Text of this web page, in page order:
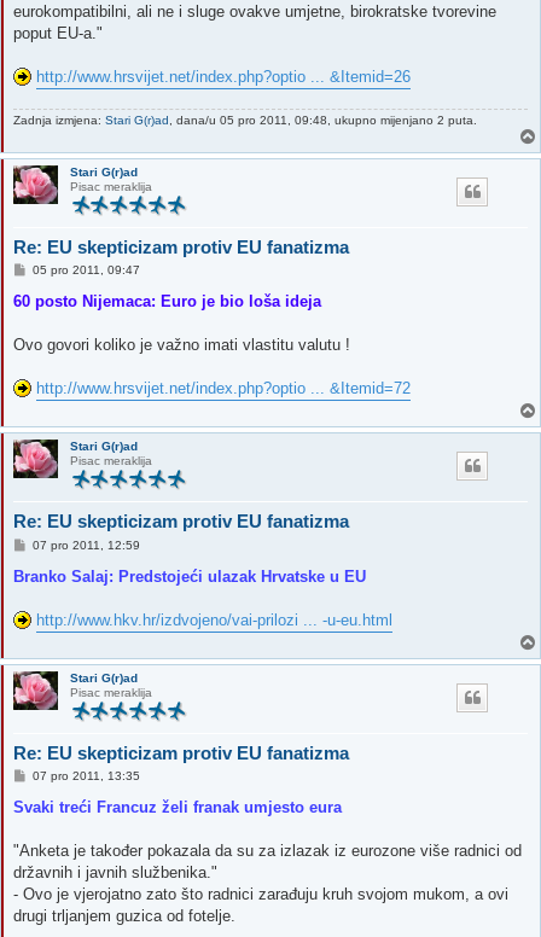
eurokompatibilni, ali ne i sluge ovakve umjetne, birokratske tvorevine
poput EU-a."
http://www.hrsvijet.net/index.php?optio ... &Itemid=26
Zadnja izmjena: Stari G(r)ad , dana/u 05 pro 2011, 09:48, ukupno mijenjano 2 puta.
Stari G(r)ad
Pisac meraklija
Re: EU skepticizam protiv EU fanatizma
P
s
05 pro 2011, 09:47
60 posto Nijemaca: Euro je bio loša ideja
Ovo govori koliko je važno imati vlastitu valutu !
http://www.hrsvijet.net/index.php?optio ... &Itemid=72
Stari G(r)ad
Pisac meraklija
Re: EU skepticizam protiv EU fanatizma
P
s
07 pro 2011, 12:59
Branko Salaj: Predstojeći ulazak Hrvatske u EU
http://www.hkv.hr/izdvojeno/vai-prilozi ... -u-eu.html
Stari G(r)ad
Pisac meraklija
Re: EU skepticizam protiv EU fanatizma
P
s
07 pro 2011, 13:35
Svaki treći Francuz želi franak umjesto eura
"Anketa je također pokazala da su za izlazak iz eurozone više radnici od
državnih i javnih službenika."
- Ovo je vjerojatno zato što radnici zarađuju kruh svojom mukom, a ovi
drugi trljanjem guzica od fotelje.